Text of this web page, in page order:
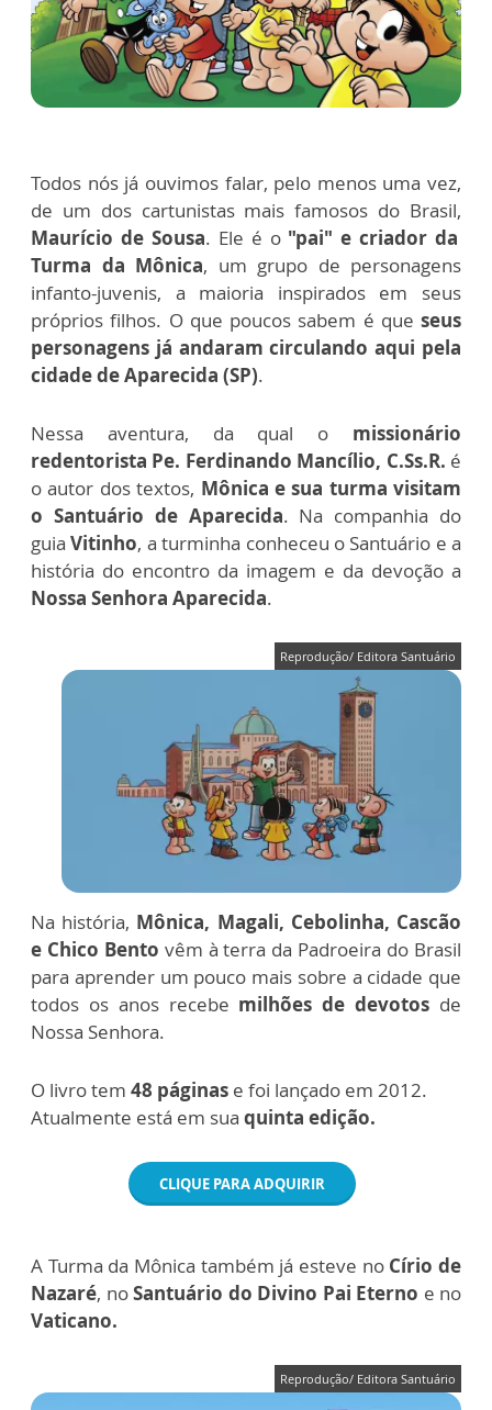
Todos nós já ouvimos falar, pelo menos uma vez,
de um dos cartunistas mais famosos do Brasil,
Maurício de Sousa. Ele é o "pai" e criador da
Turma da Mônica, um grupo de personagens
infanto-juvenis, a maioria inspirados em seus
próprios filhos. O que poucos sabem é que seus
personagens já andaram circulando aqui pela
cidade de Aparecida (SP).
Nessa aventura, da qual o missionário
redentorista Pe. Ferdinando Mancílio, C.Ss.R. é
o autor dos textos, Mônica e sua turma visitam
o Santuário de Aparecida. Na companhia do
guiaVitinho, a turminha conheceu o Santuário e a
história do encontro da imagem e da devoção a
Nossa Senhora Aparecida.
Reprodução/ Editora Santuário
Na história, Mônica, Magali, Cebolinha, Cascão
e Chico Bento vêm à terra da Padroeira do Brasil
para aprender um pouco mais sobre a cidade que
todos os anos recebe milhões de devotos de
Nossa Senhora.
O livro tem 48 páginas e foi lançado em 2012.
Atualmente está em sua quinta edição.
CLIQUE PARA ADQUIRIR
A Turma da Mônica também já esteve no Círio de
Nazaré, noSantuário do Divino Pai Eterno e no
Vaticano.
Reprodução/ Editora Santuário